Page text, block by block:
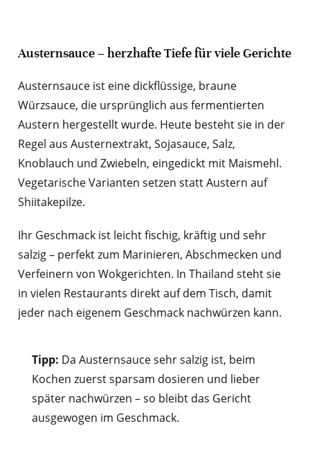
Austernsauce – herzhafte Tiefe für viele Gerichte
Austernsauce ist eine dickflüssige, braune
Würzsauce, die ursprünglich aus fermentierten
Austern hergestellt wurde. Heute besteht sie in der
Regel aus Austernextrakt, Sojasauce, Salz,
Knoblauch und Zwiebeln, eingedickt mit Maismehl.
Vegetarische Varianten setzen statt Austern auf
Shiitakepilze.
Ihr Geschmack ist leicht fischig, kräftig und sehr
salzig – perfekt zum Marinieren, Abschmecken und
Verfeinern von Wokgerichten. In Thailand steht sie
in vielen Restaurants direkt auf dem Tisch, damit
jeder nach eigenem Geschmack nachwürzen kann.
Tipp: Da Austernsauce sehr salzig ist, beim
Kochen zuerst sparsam dosieren und lieber
später nachwürzen – so bleibt das Gericht
ausgewogen im Geschmack.